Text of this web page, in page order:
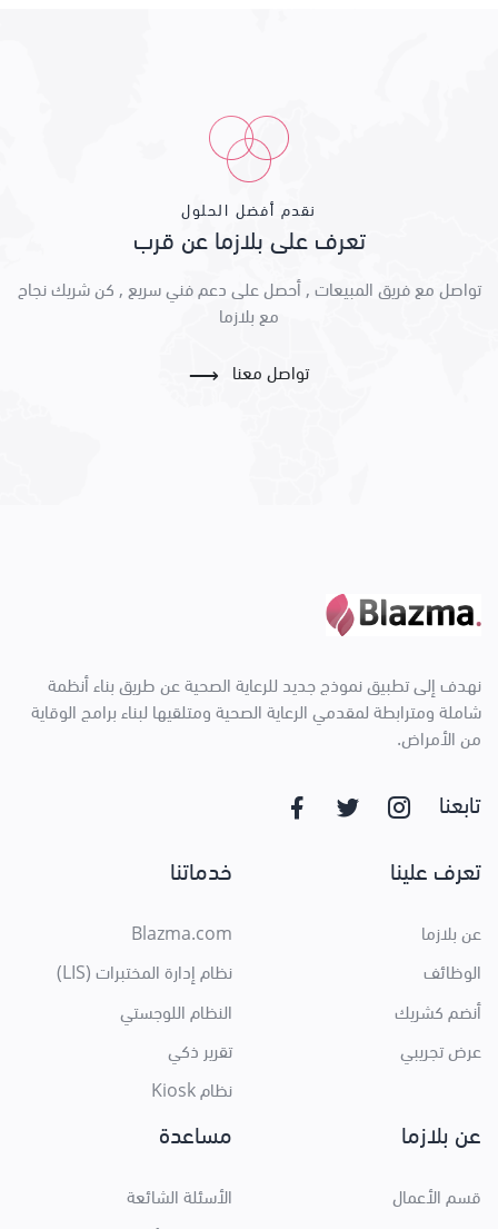
نقدم أفضل الحلول
تعرف على بلازما عن قرب
تواصل مع فريق المبيعات , أحصل على دعم فني سريع , كن شريك نجاح
مع بلازما
تواصل معنا ⟵
نهدف إلى تطبيق نموذج جديد للرعاية الصحية عن طريق بناء أنظمة
شاملة ومترابطة لمقدمي الرعاية الصحية ومتلقيها لبناء برامج الوقاية
من الأمراض.
تابعنا
تعرف علينا
عن بلازما
الوظائف
أنضم كشريك
عرض تجريبي
خدماتنا
Blazma.com
نظام إدارة المختبرات (LIS)
النظام اللوجستي
تقرير ذكي
نظام Kiosk
عن بلازما
قسم الأعمال
مساعدة
الأسئلة الشائعة